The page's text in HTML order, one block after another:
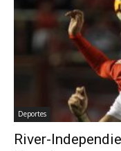
Deportes
River-